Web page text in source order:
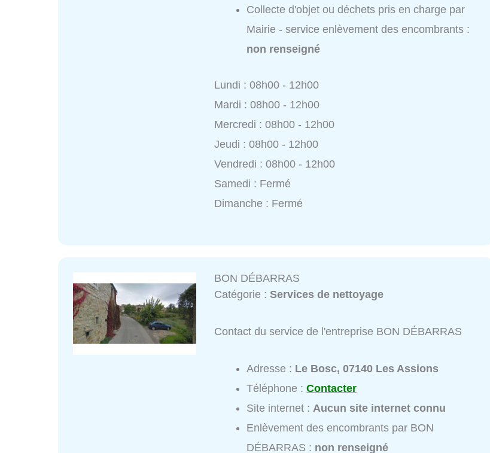
Collecte d'objet ou déchets pris en charge par
Mairie - service enlèvement des encombrants :
non renseigné
Lundi : 08h00 - 12h00
Mardi : 08h00 - 12h00
Mercredi : 08h00 - 12h00
Jeudi : 08h00 - 12h00
Vendredi : 08h00 - 12h00
Samedi : Fermé
Dimanche : Fermé
BON DÉBARRAS
Catégorie :Services de nettoyage
Contact du service de l'entreprise BON DÉBARRAS
Adresse : Le Bosc, 07140 Les Assions
Téléphone :Contacter
Site internet : Aucun site internet connu
Enlèvement des encombrants par BON
DÉBARRAS : non renseigné